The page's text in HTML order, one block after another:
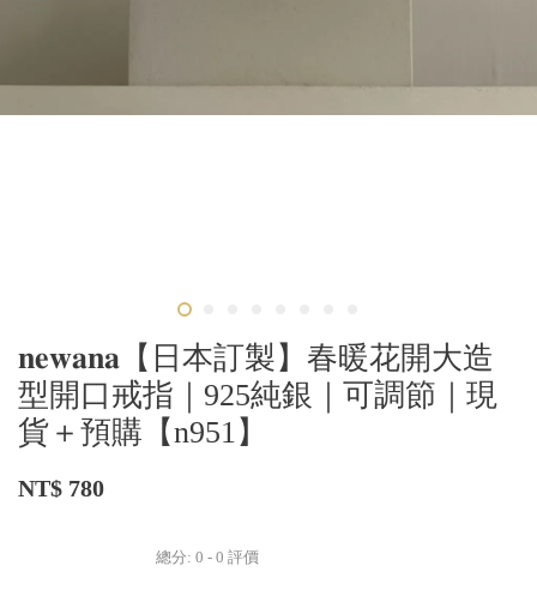
𝐧𝐞𝐰𝐚𝐧𝐚【日本訂製】春暖花開大造
型開口戒指｜925純銀｜可調節｜現
貨＋預購【n951】
NT$ 780
總分: 0 - 0 評價